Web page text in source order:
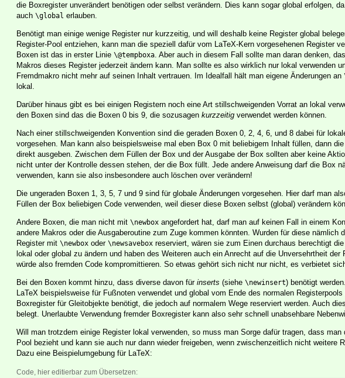
die Boxregister unverändert benötigen oder selbst verändern. Dies kann sogar global erfolgen,
auch \global erlauben.
Benötigt man einige wenige Register nur kurzzeitig, und will deshalb keine Register global
Register-Pool entziehen, kann man die speziell dafür vom LaTeX-Kern vorgesehenen Register
Boxen ist das in erster Linie \@tempboxa. Aber auch in diesem Fall sollte man daran denken,
Makros dieses Register jederzeit ändern kann. Man sollte es also wirklich nur lokal verwenden
Fremdmakro nicht mehr auf seinen Inhalt vertrauen. Im Idealfall hält man eigene Änderungen an
lokal.
Darüber hinaus gibt es bei einigen Registern noch eine Art stillschweigenden Vorrat an lokal
den Boxen sind das die Boxen 0 bis 9, die sozusagen kurzzeitig verwendet werden können.
Nach einer stillschweigenden Konvention sind die geraden Boxen 0, 2, 4, 6, und 8 dabei für
vorgesehen. Man kann also beispielsweise mal eben Box 0 mit beliebigem Inhalt füllen, dann
direkt ausgeben. Zwischen dem Füllen der Box und der Ausgabe der Box sollten aber keine
nicht unter der Kontrolle dessen stehen, der die Box füllt. Jede andere Anweisung darf die Box
verwenden, kann sie also insbesondere auch löschen over verändern!
Die ungeraden Boxen 1, 3, 5, 7 und 9 sind für globale Änderungen vorgesehen. Hier darf man
Füllen der Box beliebigen Code verwenden, weil dieser diese Boxen selbst (global) verändern
Andere Boxen, die man nicht mit \newbox angefordert hat, darf man auf keinen Fall in einem
andere Makros oder die Ausgaberoutine zum Zuge kommen könnten. Wurden für diese nämlich
Register mit \newbox oder \newsavebox reserviert, wären sie zum Einen durchaus berechtigt
lokal oder global zu ändern und haben des Weiteren auch ein Anrecht auf die Unversehrtheit der
würde also fremden Code kompromittieren. So etwas gehört sich nicht nur nicht, es verbietet
Bei den Boxen kommt hinzu, dass diverse davon für inserts (siehe \newinsert) benötigt
LaTeX beispielsweise für Fußnoten verwendet und global vom Ende des normalen
Boxregister für Gleitobjekte benötigt, die jedoch auf normalem Wege reserviert werden. Auch
belegt. Unerlaubte Verwendung fremder Boxregister kann also sehr schnell unabsehbare
Will man trotzdem einige Register lokal verwenden, so muss man Sorge dafür tragen, dass man
Pool bezieht und kann sie auch nur dann wieder freigeben, wenn zwischenzeitlich nicht weitere
Dazu eine Beispielumgebung für LaTeX:
Code, hier editierbar zum Übersetzen: